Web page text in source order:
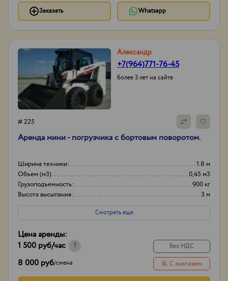
Заказать Whatsapp
Александр
+7(964)771-76-45
более 3 лет на сайте
# 225
Аренда мини - погрузчика с бортовым поворотом.
Ширина техники:
1.8 м
Объем (м3)
0,45 м3
Грузоподъемность:
900 кг
Высота высыпания:
3 м
Смотреть еще
Цена аренды:
1 500 руб/час ?
8 000 руб/смена
Без НДС
С экипажем